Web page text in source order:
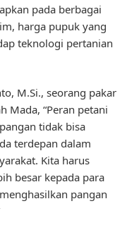
pada berbagai
harga pupuk yang
teknologi pertanian
M.Si., seorang pakar
Mada, “Peran petani
tidak bisa
terdepan dalam
Kita harus
besar kepada para
pangan